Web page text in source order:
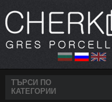
ТЪРСИ ПО
КАТЕГОРИИ